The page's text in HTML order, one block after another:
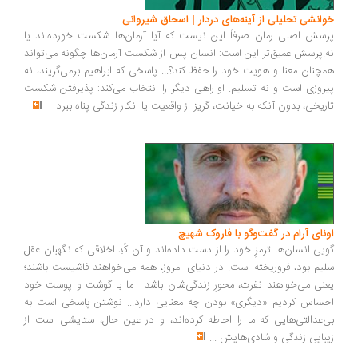
تحلیلی از آینه‌های دردار | اسحاق شیروانی
اصلی رمان صرفاً این نیست که آیا آرمان‌ها شکست خورده‌اند یا
عمیق‌تر این است: انسان پس از شکست آرمان‌ها چگونه می‌تواند
معنا و هویت خود را حفظ کند؟... پاسخی که ابراهیم برمی‌گزیند، نه
است و نه تسلیم. او راهی دیگر را انتخاب می‌کند: پذیرفتن شکست
بدون آنکه به خیانت، گریز از واقعیت یا انکار زندگی پناه ببرد...
آرام در گفت‌وگو با فاروک شهیچ‭
انسان‌ها ترمزِ خود را از دست داده‌اند و آن کُدِ اخلاقی که نگهبان عقل
بود، فروریخته است. در دنیای امروز، همه می‌خواهند فاشیست باشند؛
می‌خواهند نفرت، محورِ زندگی‌شان باشد... ما با گوشت و پوست خود
کردیم «دیگری» بودن چه معنایی دارد... نوشتن پاسخی است به
که ما را احاطه کرده‌اند، و در عین حال، ستایشی است از
زندگی و شادی‌هایش...